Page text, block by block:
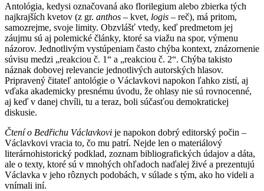
Antológia, kedysi označovaná ako florilegium alebo zbierka tých
najkrajších kvetov (z gr. anthos – kvet, logis – reč), má pritom,
samozrejme, svoje limity. Obzvlášť vtedy, keď predmetom jej
záujmu sú aj polemické články, ktoré sa viažu na spor, výmenu
názorov. Jednotlivým vystúpeniam často chýba kontext, znázornenie
súvisu medzi „reakciou č. 1“ a „reakciou č. 2“. Chýba takisto
náznak dobovej relevancie jednotlivých autorských hlasov.
Pripravený čitateľ antológie o Václavkovi napokon ľahko zistí, aj
vďaka akademicky presnému úvodu, že ohlasy nie sú rovnocenné,
aj keď v danej chvíli, tu a teraz, boli súčasťou demokratickej
diskusie.
Čtení o Bedřichu Václavkovi je napokon dobrý editorský počin –
Václavkovi vracia to, čo mu patrí. Nejde len o materiálový
literárnohistorický podklad, zoznam bibliografických údajov a dáta,
ale o texty, ktoré sú v mnohých ohľadoch naďalej živé a prezentujú
Václavka v jeho rôznych podobách, v súlade s tým, ako ho videli a
vnímali iní.